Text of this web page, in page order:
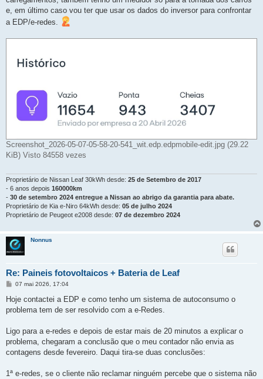
e, em último caso vou ter que usar os dados do inversor para confrontar
a EDP/e-redes.
Screenshot_2026-05-07-05-58-20-541_wit.edp.edpmobile-edit.jpg (29.22
KiB) Visto 84558 vezes
Proprietário de Nissan Leaf 30kWh desde: 25 de Setembro de 2017
- 6 anos depois 160000km
- 30 de setembro 2024 entregue a Nissan ao abrigo da garantia para abate.
Proprietário de Kia e-Niro 64kWh desde: 05 de julho 2024
Proprietário de Peugeot e2008 desde: 07 de dezembro 2024
Nonnus
Re: Paineis fotovoltaicos + Bateria de Leaf
M
n
s
a
m
07 mai 2026, 17:04
Hoje contactei a EDP e como tenho um sistema de autoconsumo o
problema tem de ser resolvido com a e-Redes.
Ligo para a e-redes e depois de estar mais de 20 minutos a explicar o
problema, chegaram a conclusão que o meu contador não envia as
contagens desde fevereiro. Daqui tira-se duas conclusões:
1ª e-redes, se o cliente não reclamar ninguém percebe que o sistema não